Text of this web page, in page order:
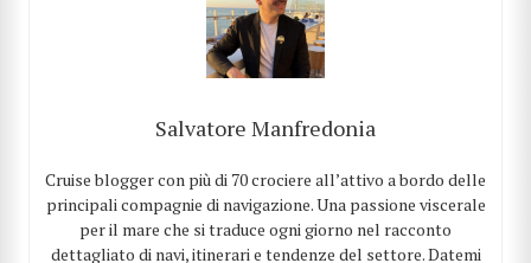
Salvatore Manfredonia
Cruise blogger con più di 70 crociere all’attivo a bordo delle
principali compagnie di navigazione. Una passione viscerale
per il mare che si traduce ogni giorno nel racconto
dettagliato di navi, itinerari e tendenze del settore. Datemi